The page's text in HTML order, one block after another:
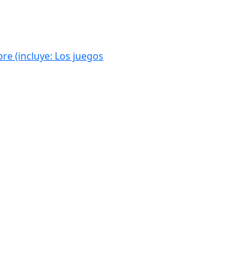
(incluye: Los juegos